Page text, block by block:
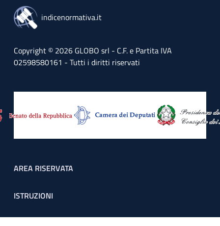
indicenormativa.it
Copyright © 2026 GLOBO srl - C.F. e Partita IVA
02598580161 - Tutti i diritti riservati
Footer menu
AREA RISERVATA
ISTRUZIONI